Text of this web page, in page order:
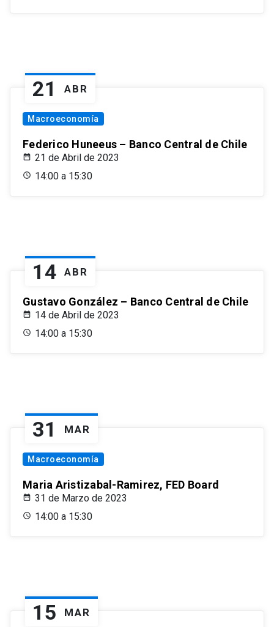
21 ABR
Macroeconomía
Federico Huneeus – Banco Central de Chile
21 de Abril de 2023
14:00 a 15:30
14 ABR
Gustavo González – Banco Central de Chile
14 de Abril de 2023
14:00 a 15:30
31 MAR
Macroeconomía
Maria Aristizabal-Ramirez, FED Board
31 de Marzo de 2023
14:00 a 15:30
15 MAR